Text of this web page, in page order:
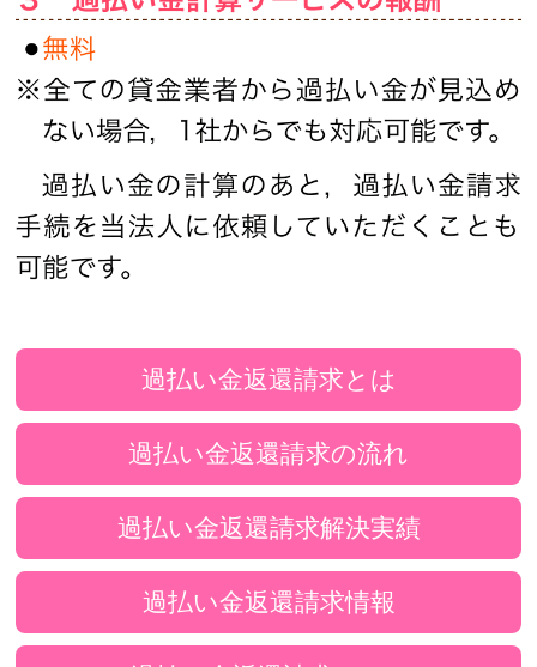
過払い金返還請求とは
過払い金返還請求の流れ
過払い金返還請求解決実績
過払い金返還請求情報